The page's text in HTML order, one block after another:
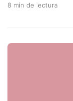
8 min de lectura